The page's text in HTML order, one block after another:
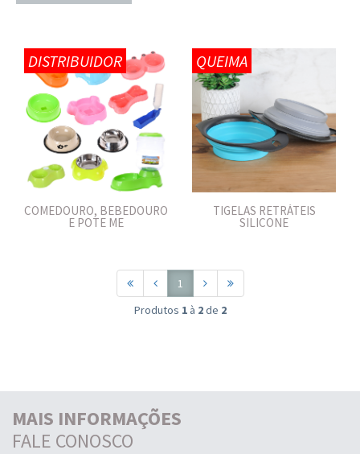
DISTRIBUIDOR
COMEDOURO, BEBEDOURO
E POTE ME
QUEIMA
TIGELAS RETRÁTEIS
SILICONE
1
Produtos 1à 2de 2
MAIS INFORMAÇÕES
FALE CONOSCO